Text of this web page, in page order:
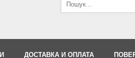
ДОСТАВКА И ОПЛАТА